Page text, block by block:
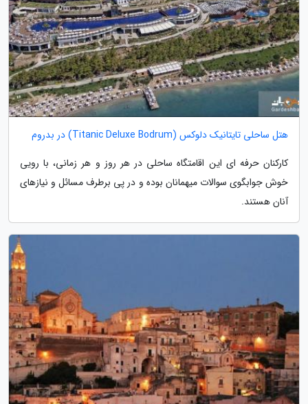
هتل ساحلی تایتانیک دلوکس (Titanic Deluxe Bodrum) در بدروم
کارکنان حرفه ای این اقامتگاه ساحلی در هر روز و هر زمانی، با رویی
خوش جوابگوی سوالات میهمانان بوده و در پی برطرف مسائل و نیازهای
آنان هستند.